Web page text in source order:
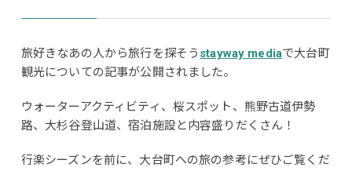
旅好きなあの人から旅行を探そう stayway mediaで大台町
観光についての記事が公開されました。
ウォーターアクティビティ、桜スポット、熊野古道伊勢
路、大杉谷登山道、宿泊施設と内容盛りだくさん！
行楽シーズンを前に、大台町への旅の参考にぜひご覧くだ